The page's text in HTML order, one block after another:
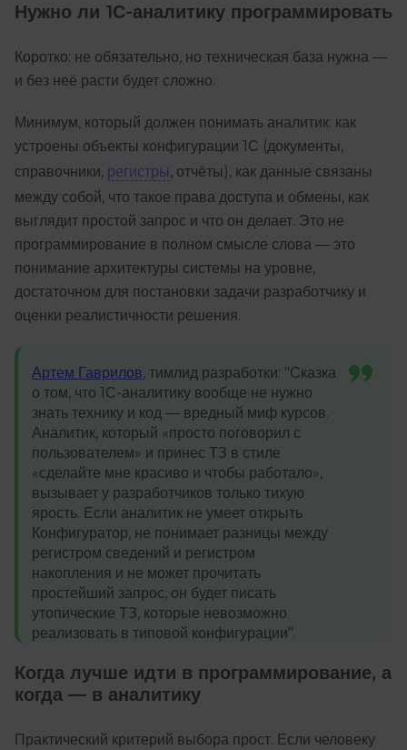
Нужно ли 1С-аналитику программировать
Коротко: не обязательно, но техническая база нужна —
и без неё расти будет сложно.
Минимум, который должен понимать аналитик: как
устроены объекты конфигурации 1С (документы,
справочники, регистры, отчёты), как данные связаны
между собой, что такое права доступа и обмены, как
выглядит простой запрос и что он делает. Это не
программирование в полном смысле слова — это
понимание архитектуры системы на уровне,
достаточном для постановки задачи разработчику и
оценки реалистичности решения.
Артем Гаврилов, тимлид разработки: "Сказка
о том, что 1С-аналитику вообще не нужно
знать технику и код — вредный миф курсов.
Аналитик, который «просто поговорил с
пользователем» и принес ТЗ в стиле
«сделайте мне красиво и чтобы работало»,
вызывает у разработчиков только тихую
ярость. Если аналитик не умеет открыть
Конфигуратор, не понимает разницы между
регистром сведений и регистром
накопления и не может прочитать
простейший запрос, он будет писать
утопические ТЗ, которые невозможно
реализовать в типовой конфигурации".
Когда лучше идти в программирование, а
когда — в аналитику
Практический критерий выбора прост. Если человеку